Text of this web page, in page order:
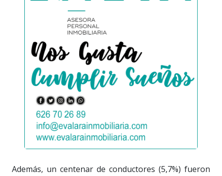
Además, un centenar de conductores (5,7%) fueron